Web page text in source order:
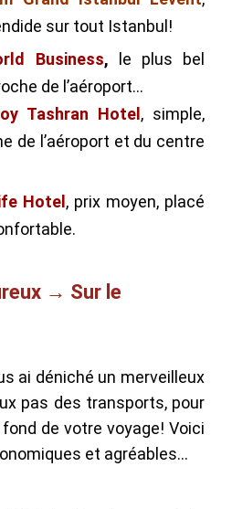
sur tout Istanbul!
Business, le plus bel
de l’aéroport…
Tashran Hotel, simple,
de l’aéroport et du centre
Hotel, prix moyen, placé
→ Sur le
ai déniché un merveilleux
pas des transports, pour
de votre voyage! Voici
et agréables…